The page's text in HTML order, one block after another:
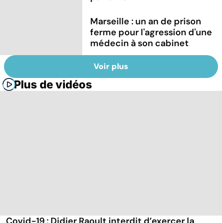
Marseille : un an de prison
ferme pour l'agression d'une
médecin à son cabinet
Voir plus
Plus de vidéos